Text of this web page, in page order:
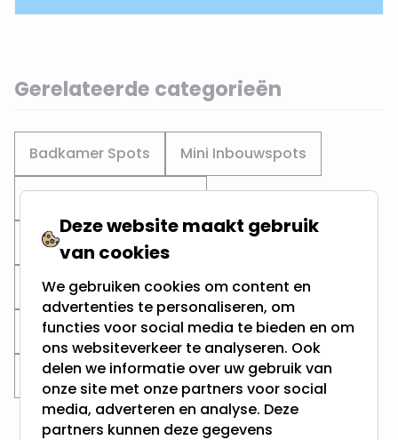
Gerelateerde categorieën
Badkamer Spots Mini Inbouwspots
Witte Badkamer spots
Alle spots voor badkamer
IP44 inbouwspots Voor in de badkamer
Voor buiten (IP44/65) Ronde spots
Witte Inbouwspots
Deze website maakt gebruik
van cookies
We gebruiken cookies om content en
advertenties te personaliseren, om
functies voor social media te bieden en om
ons websiteverkeer te analyseren. Ook
delen we informatie over uw gebruik van
onze site met onze partners voor social
media, adverteren en analyse. Deze
partners kunnen deze gegevens